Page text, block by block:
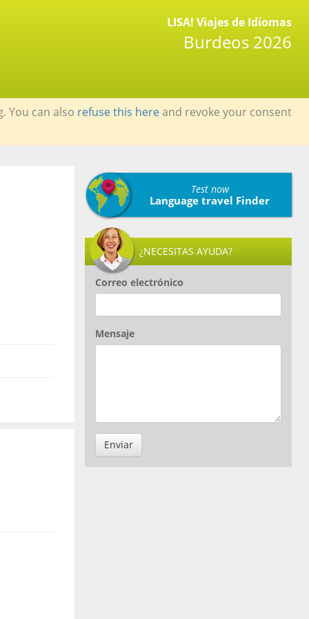
LISA! Viajes de Idiomas
Burdeos 2026
You can also refuse this hereand revoke your consent
Test now
Language travel Finder
¿NECESITAS AYUDA?
Correo electrónico
Mensaje
Enviar